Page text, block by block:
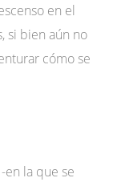
en el
si bien aún no
cómo se
-en la que se